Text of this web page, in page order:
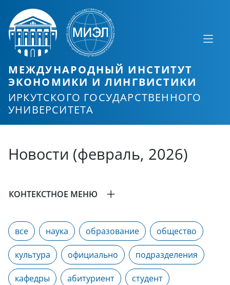
МЕЖДУНАРОДНЫЙ ИНСТИТУТ
ЭКОНОМИКИ И ЛИНГВИСТИКИ
ИРКУТСКОГО ГОСУДАРСТВЕННОГО
УНИВЕРСИТЕТА
Новости (февраль, 2026)
КОНТЕКСТНОЕ МЕНЮ
все наука образование общество
культура официально подразделения
кафедры абитуриент студент